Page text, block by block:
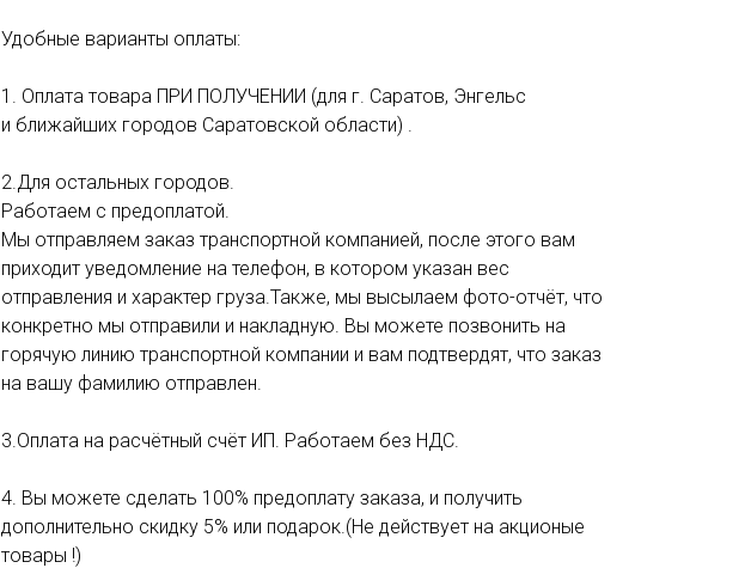
Удобные варианты оплаты:
1. Оплата товара ПРИ ПОЛУЧЕНИИ (для г. Саратов, Энгельс
и ближайших городов Саратовской области) .
2.Для остальных городов.
Работаем с предоплатой.
Мы отправляем заказ транспортной компанией, после этого вам
приходит уведомление на телефон, в котором указан вес
отправления и характер груза.Также, мы высылаем фото-отчёт, что
конкретно мы отправили и накладную. Вы можете позвонить на
горячую линию транспортной компании и вам подтвердят, что заказ
на вашу фамилию отправлен.
3.Оплата на расчётный счёт ИП. Работаем без НДС.
4. Вы можете сделать 100% предоплату заказа, и получить
дополнительно скидку 5% или подарок.(Не действует на акционые
товары !)